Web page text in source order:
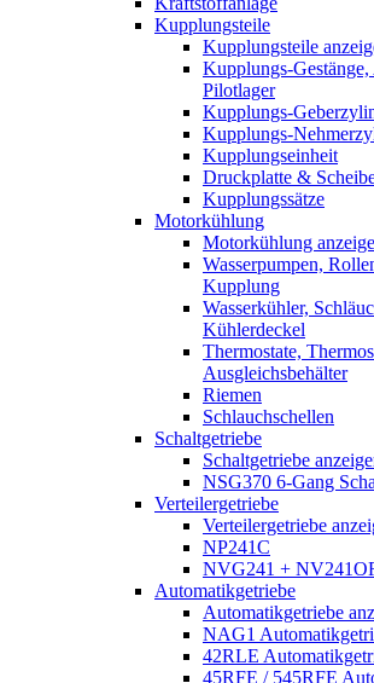
Kupplungsteile
Kupplungsteile
Kupplungs-
Pilotlager
Kupplungs-
Kupplungs-
Kupplungseinheit
Druckplatte &
Kupplungssätze
Motorkühlung
Motorkühlung
Wasserpumpen,
Kupplung
Wasserkühler,
Kühlerdeckel
Thermostate,
Ausgleichsbehälter
Riemen
Schlauchschellen
Schaltgetriebe
Schaltgetriebe
NSG370 6-Gang
Verteilergetriebe
Verteilergetriebe
NP241C
NVG241 +
Automatikgetriebe
Automatikgetriebe
NAG1
42RLE
45RFE / 545RFE